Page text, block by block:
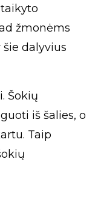
žmonėms
dalyvius
Šokių
iš šalies, o
Taip